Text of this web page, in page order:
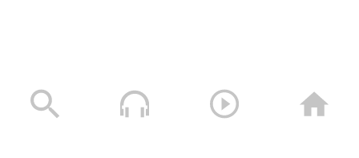
السعودية “Daisy” أثناء إبحارها في خليج عدن وتجبرها على
العودة